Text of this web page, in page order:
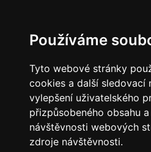
Používáme
Tyto webové stránky
cookies a další sledovací
vylepšení uživatelského
přizpůsobeného obsahu
návštěvnosti webových
zdroje návštěvnosti.